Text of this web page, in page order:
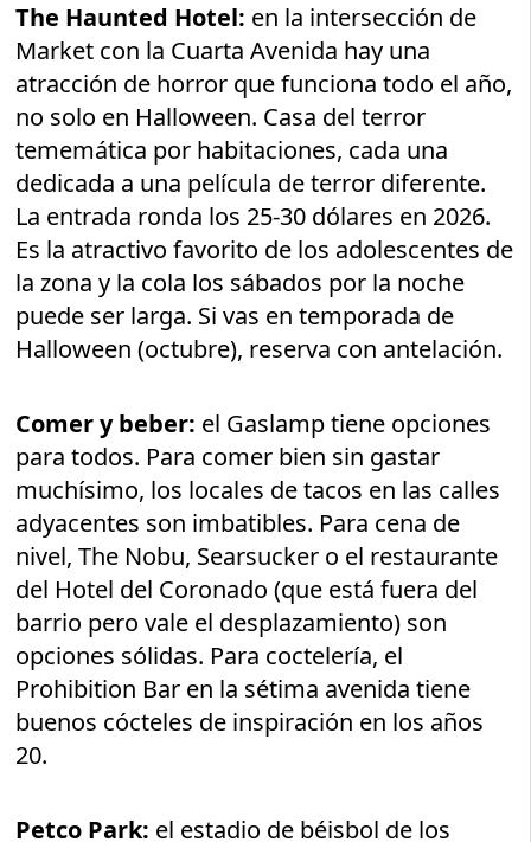
The Haunted Hotel: en la intersección de
Market con la Cuarta Avenida hay una
atracción de horror que funciona todo el año,
no solo en Halloween. Casa del terror
tememática por habitaciones, cada una
dedicada a una película de terror diferente.
La entrada ronda los 25-30 dólares en 2026.
Es la atractivo favorito de los adolescentes de
la zona y la cola los sábados por la noche
puede ser larga. Si vas en temporada de
Halloween (octubre), reserva con antelación.
Comer y beber: el Gaslamp tiene opciones
para todos. Para comer bien sin gastar
muchísimo, los locales de tacos en las calles
adyacentes son imbatibles. Para cena de
nivel, The Nobu, Searsucker o el restaurante
del Hotel del Coronado (que está fuera del
barrio pero vale el desplazamiento) son
opciones sólidas. Para coctelería, el
Prohibition Bar en la sétima avenida tiene
buenos cócteles de inspiración en los años
20.
Petco Park: el estadio de béisbol de los